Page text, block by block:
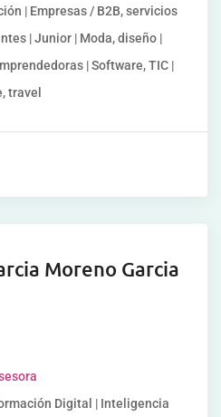
| Empresas / B2B, servicios
| Junior | Moda, diseño |
| Software, TIC |
travel
Moreno Garcia
Digital | Inteligencia